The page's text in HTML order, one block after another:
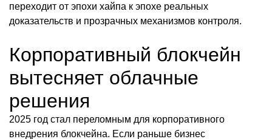
переходит от эпохи хайпа к эпохе реальных
доказательств и прозрачных механизмов контроля.
Корпоративный блокчейн
вытесняет облачные
решения
2025 год стал переломным для корпоративного
внедрения блокчейна. Если раньше бизнес